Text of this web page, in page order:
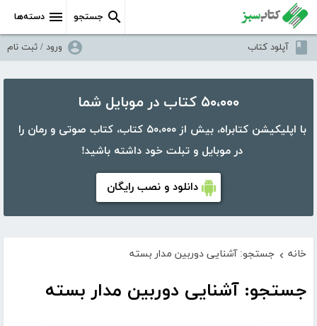
دسته‌ها جستجو
آپلود کتاب ورود / ثبت نام
۵۰،۰۰۰ کتاب در موبایل شما
با اپلیکیشن کتابراه، بیش از ۵۰،۰۰۰ کتاب، کتاب صوتی و رمان را
در موبایل و تبلت خود داشته باشید!
دانلود و نصب رایگان
خانه › جستجو: آشنایی دوربین مدار بسته
جستجو: آشنایی دوربین مدار بسته